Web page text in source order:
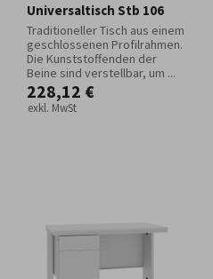
Universaltisch Stb 106
Traditioneller Tisch aus einem
geschlossenen Profilrahmen.
Die Kunststoffenden der
Beine sind verstellbar, um ...
228,12 €
exkl. MwSt